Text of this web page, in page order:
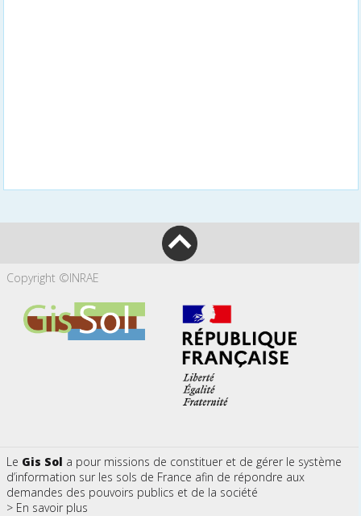
Copyright ©INRAE
Le Gis Sol a pour missions de constituer et de gérer le système
d’information sur les sols de France afin de répondre aux
demandes des pouvoirs publics et de la société
> En savoir plus